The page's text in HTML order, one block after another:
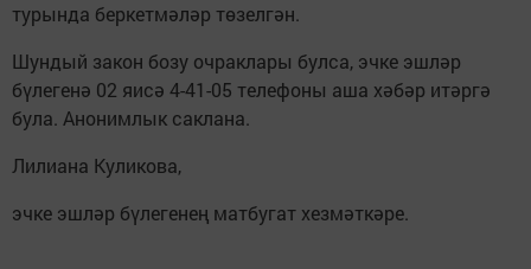
турында беркетмәләр төзелгән.
Шундый закон бозу очраклары булса, эчке эшләр
бүлегенә 02 яисә 4-41-05 телефоны аша хәбәр итәргә
була. Анонимлык саклана.
Лилиана Куликова,
эчке эшләр бүлегенең матбугат хезмәткәре.